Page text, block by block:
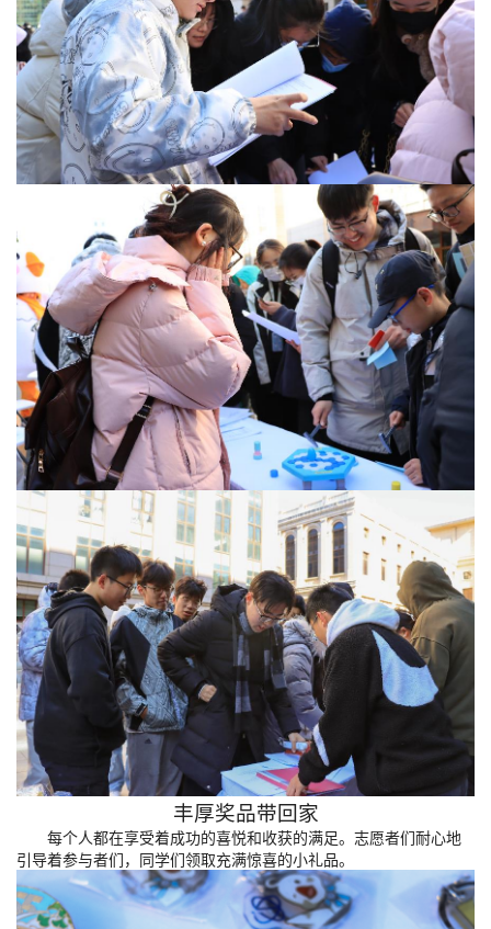
丰厚奖品带回家
每个人都在享受着成功的喜悦和收获的满足。志愿者们耐心地
引导着参与者们 ， 同学们领取充满惊喜的小礼品。